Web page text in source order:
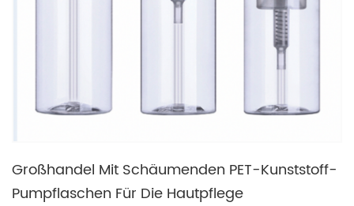
Großhandel Mit Schäumenden PET-Kunststoff-
Pumpflaschen Für Die Hautpflege